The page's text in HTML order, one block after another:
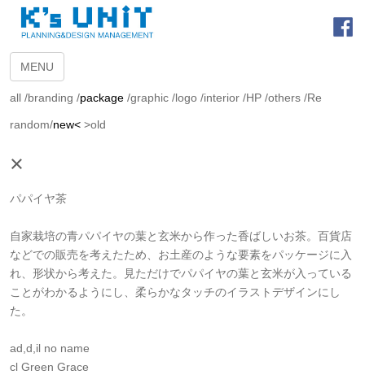
MENU
all /branding /package /graphic /logo /interior /HP /others /Re
random/new< >old
×
パパイヤ茶
自家栽培の青パパイヤの葉と玄米から作った香ばしいお茶。百貨店
などでの販売を考えたため、お土産のような要素をパッケージに入
れ、形状から考えた。見ただけでパパイヤの葉と玄米が入っている
ことがわかるようにし、柔らかなタッチのイラストデザインにし
た。
ad,d,il no name
cl Green Grace